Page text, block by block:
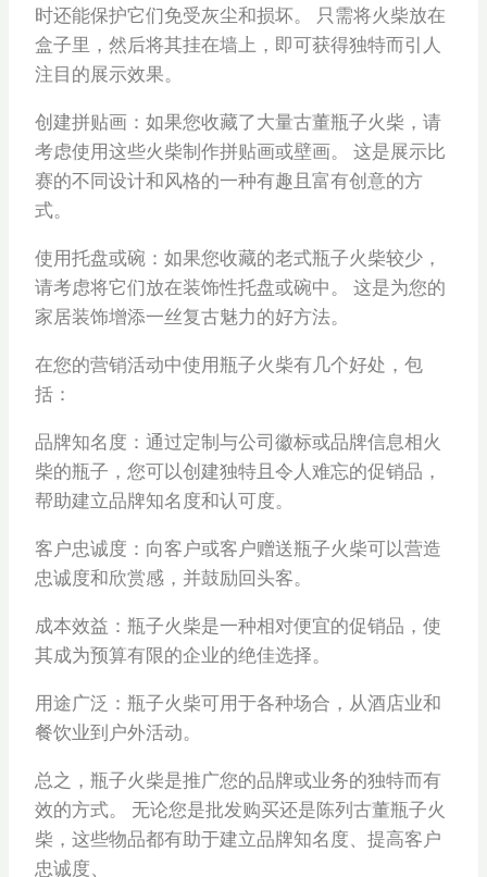
时还能保护它们免受灰尘和损坏。 只需将火柴放在
盒子里，然后将其挂在墙上，即可获得独特而引人
注目的展示效果。
创建拼贴画：如果您收藏了大量古董瓶子火柴，请
考虑使用这些火柴制作拼贴画或壁画。 这是展示比
赛的不同设计和风格的一种有趣且富有创意的方
式。
使用托盘或碗：如果您收藏的老式瓶子火柴较少，
请考虑将它们放在装饰性托盘或碗中。 这是为您的
家居装饰增添一丝复古魅力的好方法。
在您的营销活动中使用瓶子火柴有几个好处，包
括：
品牌知名度：通过定制与公司徽标或品牌信息相火
柴的瓶子，您可以创建独特且令人难忘的促销品，
帮助建立品牌知名度和认可度。
客户忠诚度：向客户或客户赠送瓶子火柴可以营造
忠诚度和欣赏感，并鼓励回头客。
成本效益：瓶子火柴是一种相对便宜的促销品，使
其成为预算有限的企业的绝佳选择。
用途广泛：瓶子火柴可用于各种场合，从酒店业和
餐饮业到户外活动。
总之，瓶子火柴是推广您的品牌或业务的独特而有
效的方式。 无论您是批发购买还是陈列古董瓶子火
柴，这些物品都有助于建立品牌知名度、提高客户
忠诚度、